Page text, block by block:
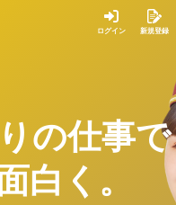
ログイン 新規登録
の仕事で
白く。